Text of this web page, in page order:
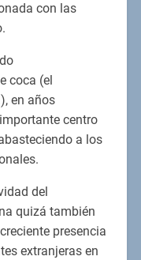
con las
coca (el
en años
centro
a los
del
quizá también
presencia
extranjeras en